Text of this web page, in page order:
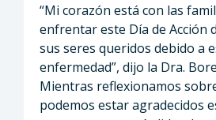
“Mi corazón está con las
enfrentar este Día de Acción
sus seres queridos debido a
enfermedad”, dijo la Dra.
Mientras reflexionamos
podemos estar agradecidos